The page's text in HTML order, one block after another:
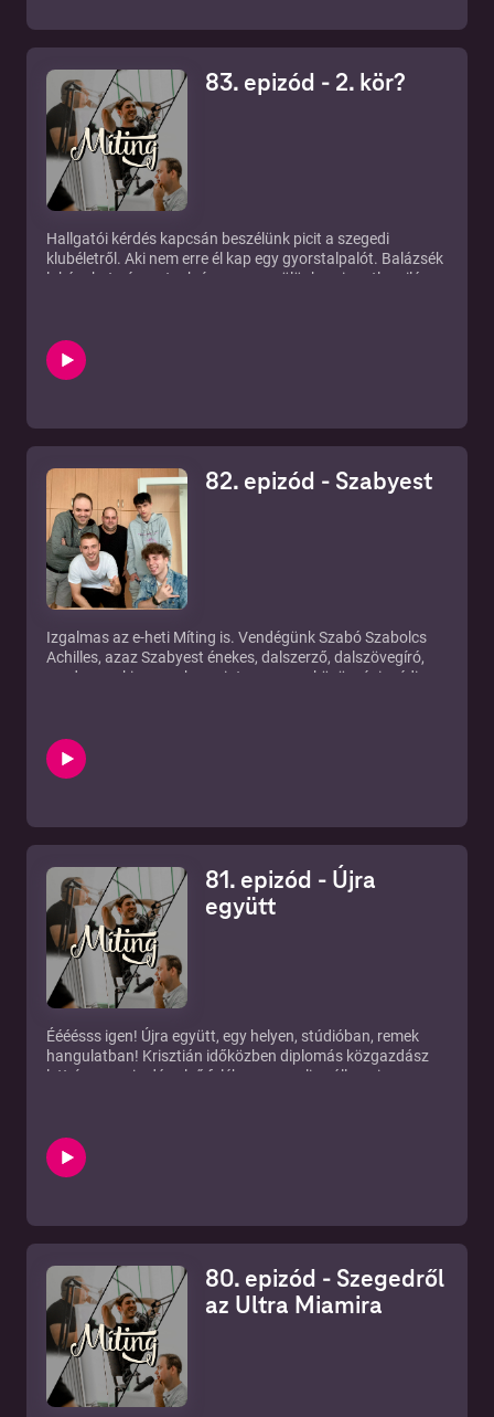
83. epizód - 2. kör?
Hallgatói kérdés kapcsán beszélünk picit a szegedi
klubéletről. Aki nem erre él kap egy gyorstalpalót. Balázsék
lakásokat nézegetnek, így megmerülünk az ingatlanvilág
kerül a hazai turizmus, a lehúzások és túlárazott
vendéglátás.
82. epizód - Szabyest
Izgalmas az e-heti Míting is. Vendégünk Szabó Szabolcs
Achilles, azaz Szabyest énekes, dalszerző, dalszövegíró,
producer, aki egyesek szerint a magyar közösségi média
építette fel, mára már az egyik legismertebb magyar
közösségi média szereplővé vált. Melyik platformot
használva lehet ma boldogulni a neten? Zenei vagy
81. epizód - Újra
együtt
Éééésss igen! Újra együtt, egy helyen, stúdióban, remek
hangulatban! Krisztián időközben diplomás közgazdász
lett, így a mai adás első felében egy online államvizsga
picit az influenszerek hitelességén, elvégre Krisztián
szakdogájának is témája volt, aztán picit generációs
kérdéseket is feszegetünk, hogy a mai gyerkőcök mit
80. epizód - Szegedről
az Ultra Miamira